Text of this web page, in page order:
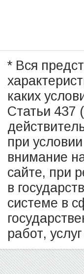
* Вся
каких
Статьи 437
при
внимание
сайте, при
в
системе в
работ,